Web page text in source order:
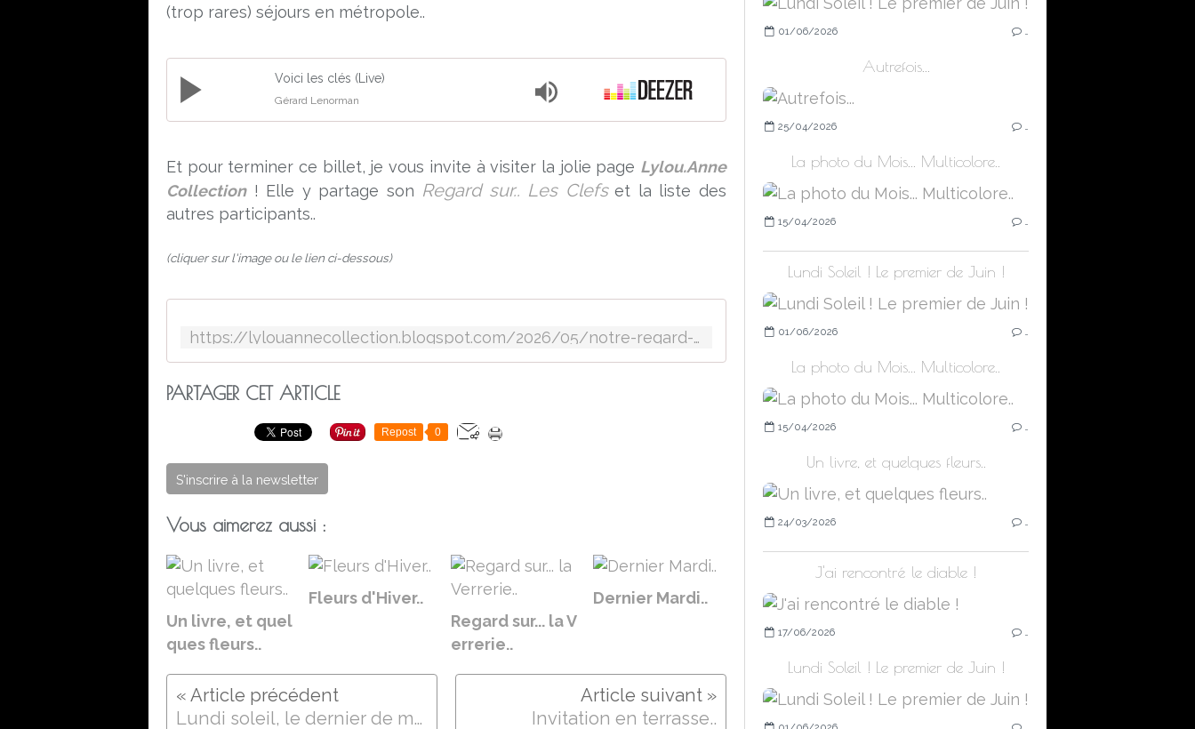
(trop rares) séjours en métropole..
Voici les clés (Live)
Gérard Lenorman
Et pour terminer ce billet, je vous invite à visiter la jolie page Lylou.Anne
Collection! Elle y partage son Regard sur.. Les Clefs et la liste des
autres participants..
(cliquer sur l'image ou le lien ci-dessous)
https://lylouannecollection.blogspot.com/2026/05/notre-regard-sur-les-clefs-22.html
PARTAGER CET ARTICLE
Repost 0
S'inscrire à la newsletter
Vous aimerez aussi :
Un livre, et quel
ques fleurs..
Fleurs d'Hiver..
Regard sur... la V
errerie..
Dernier Mardi..
Lundi soleil, le dernier de mai.. Invitation en terrasse..
01/06/2026
Autrefois...
25/04/2026
La photo du Mois... Multicolore..
15/04/2026
Lundi Soleil ! Le premier de Juin !
01/06/2026
La photo du Mois... Multicolore..
15/04/2026
Un livre, et quelques fleurs..
24/03/2026
J'ai rencontré le diable !
17/06/2026
Lundi Soleil ! Le premier de Juin !